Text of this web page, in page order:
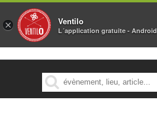
MENU
× Ventilo
L´application gratuite - Android